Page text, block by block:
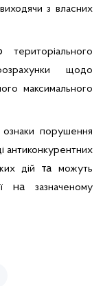
виходячи з власних
територіального
щодо
максимального
ознаки порушення
антиконкурентних
дій таможуть
назазначеному